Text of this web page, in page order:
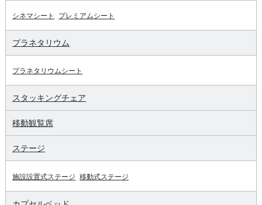
シネマシート プレミアムシート
プラネタリウム
プラネタリウムシート
スタッキングチェア
移動観覧席
ステージ
施設設置式ステージ 移動式ステージ